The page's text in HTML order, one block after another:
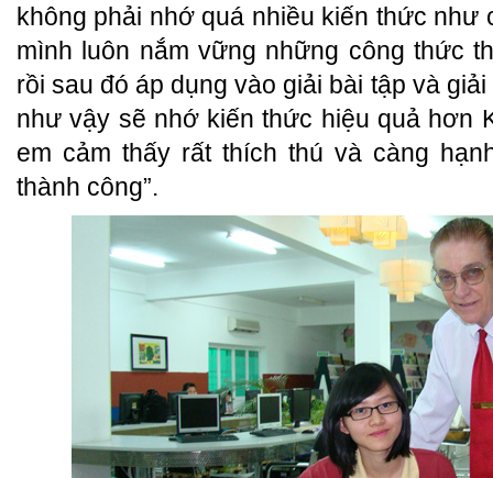
không phải nhớ quá nhiều kiến thức như
mình luôn nắm vững những công thức
rồi sau đó áp dụng vào giải bài tập và
như vậy sẽ nhớ kiến thức hiệu quả hơn
em cảm thấy rất thích thú và càng
thành công”.